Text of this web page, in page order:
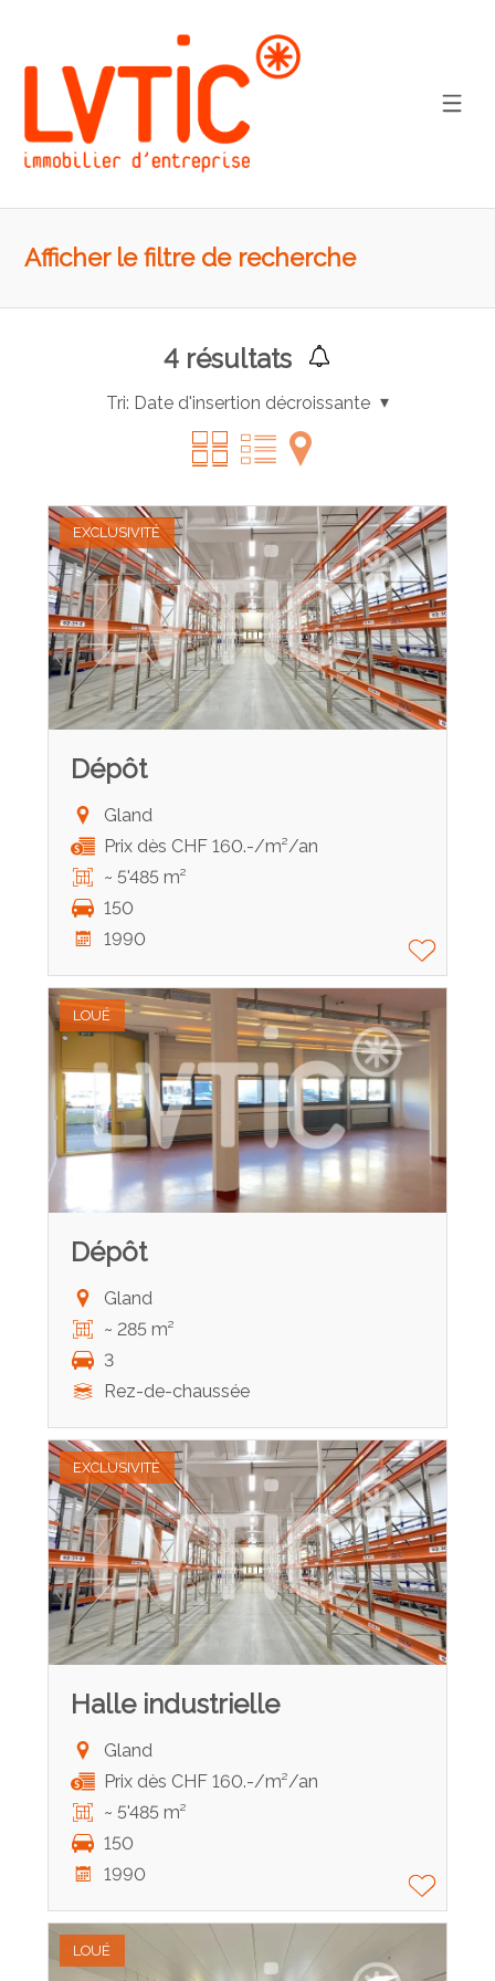
Afficher le filtre de recherche
4 résultats
Tri: Date d'insertion décroissante
EXCLUSIVITÉ
Dépôt
Gland
Prix dès CHF 160.-/m²/an
~ 5'485 m²
150
1990
LOUÉ
Dépôt
Gland
~ 285 m²
3
Rez-de-chaussée
EXCLUSIVITÉ
Halle industrielle
Gland
Prix dès CHF 160.-/m²/an
~ 5'485 m²
150
1990
LOUÉ